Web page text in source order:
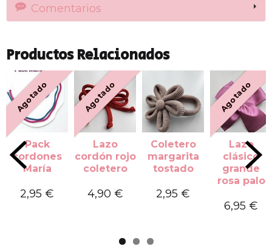
Comentarios
Productos Relacionados
Agotado
Pack
cordones
María
2,95 €
Agotado
Lazo
cordón rojo
coletero
4,90 €
Coletero
margarita
tostado
2,95 €
Agotado
Lazo
clásico
grande
rosa palo
6,95 €